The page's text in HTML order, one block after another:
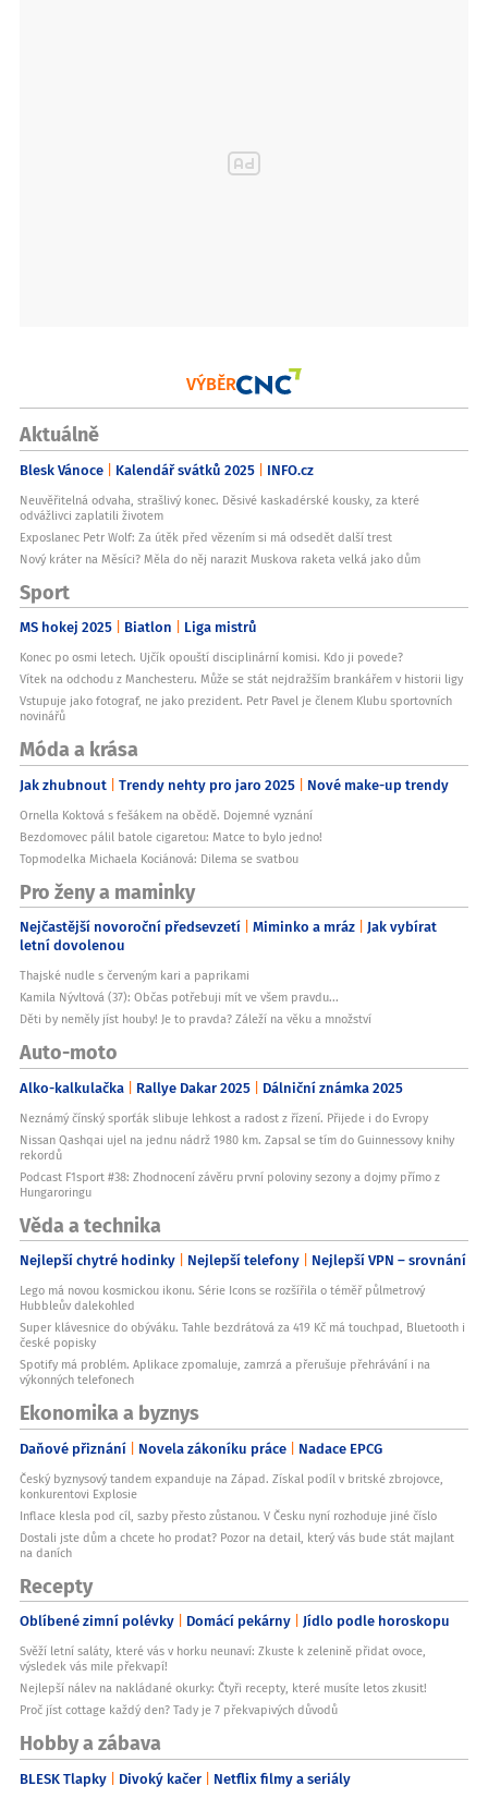
VÝBĚR
Aktuálně
Blesk Vánoce Kalendář svátků 2025 INFO.cz
Neuvěřitelná odvaha, strašlivý konec. Děsivé kaskadérské kousky, za které
odvážlivci zaplatili životem
Exposlanec Petr Wolf: Za útěk před vězením si má odsedět další trest
Nový kráter na Měsíci? Měla do něj narazit Muskova raketa velká jako dům
Sport
MS hokej 2025 Biatlon Liga mistrů
Konec po osmi letech. Ujčík opouští disciplinární komisi. Kdo ji povede?
Vítek na odchodu z Manchesteru. Může se stát nejdražším brankářem v historii ligy
Vstupuje jako fotograf, ne jako prezident. Petr Pavel je členem Klubu sportovních
novinářů
Móda a krása
Jak zhubnout Trendy nehty pro jaro 2025 Nové make-up trendy
Ornella Koktová s fešákem na obědě. Dojemné vyznání
Bezdomovec pálil batole cigaretou: Matce to bylo jedno!
Topmodelka Michaela Kociánová: Dilema se svatbou
Pro ženy a maminky
Nejčastější novoroční předsevzetí Miminko a mráz Jak vybírat
letní dovolenou
Thajské nudle s červeným kari a paprikami
Kamila Nývltová (37): Občas potřebuji mít ve všem pravdu...
Děti by neměly jíst houby! Je to pravda? Záleží na věku a množství
Auto-moto
Alko-kalkulačka Rallye Dakar 2025 Dálniční známka 2025
Neznámý čínský sporťák slibuje lehkost a radost z řízení. Přijede i do Evropy
Nissan Qashqai ujel na jednu nádrž 1980 km. Zapsal se tím do Guinnessovy knihy
rekordů
Podcast F1sport #38: Zhodnocení závěru první poloviny sezony a dojmy přímo z
Hungaroringu
Věda a technika
Nejlepší chytré hodinky Nejlepší telefony Nejlepší VPN – srovnání
Lego má novou kosmickou ikonu. Série Icons se rozšířila o téměř půlmetrový
Hubbleův dalekohled
Super klávesnice do obýváku. Tahle bezdrátová za 419 Kč má touchpad, Bluetooth i
české popisky
Spotify má problém. Aplikace zpomaluje, zamrzá a přerušuje přehrávání i na
výkonných telefonech
Ekonomika a byznys
Daňové přiznání Novela zákoníku práce Nadace EPCG
Český byznysový tandem expanduje na Západ. Získal podíl v britské zbrojovce,
konkurentovi Explosie
Inflace klesla pod cíl, sazby přesto zůstanou. V Česku nyní rozhoduje jiné číslo
Dostali jste dům a chcete ho prodat? Pozor na detail, který vás bude stát majlant
na daních
Recepty
Oblíbené zimní polévky Domácí pekárny Jídlo podle horoskopu
Svěží letní saláty, které vás v horku neunaví: Zkuste k zelenině přidat ovoce,
výsledek vás mile překvapí!
Nejlepší nálev na nakládané okurky: Čtyři recepty, které musíte letos zkusit!
Proč jíst cottage každý den? Tady je 7 překvapivých důvodů
Hobby a zábava
BLESK Tlapky Divoký kačer Netflix filmy a seriály